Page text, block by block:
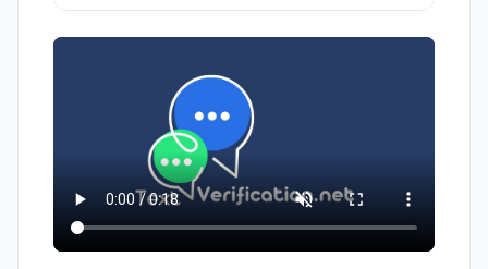
付费专用号码。